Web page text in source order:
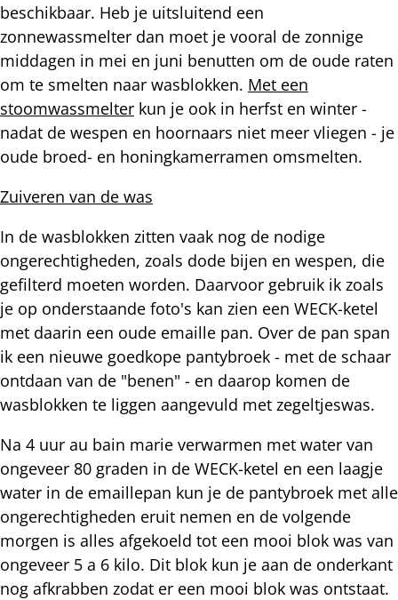
beschikbaar. Heb je uitsluitend een
zonnewassmelter dan moet je vooral de zonnige
middagen in mei en juni benutten om de oude raten
om te smelten naar wasblokken. Met een
stoomwassmelter kun je ook in herfst en winter -
nadat de wespen en hoornaars niet meer vliegen - je
oude broed- en honingkamerramen omsmelten.
Zuiveren van de was
In de wasblokken zitten vaak nog de nodige
ongerechtigheden, zoals dode bijen en wespen, die
gefilterd moeten worden. Daarvoor gebruik ik zoals
je op onderstaande foto's kan zien een WECK-ketel
met daarin een oude emaille pan. Over de pan span
ik een nieuwe goedkope pantybroek - met de schaar
ontdaan van de "benen" - en daarop komen de
wasblokken te liggen aangevuld met zegeltjeswas.
Na 4 uur au bain marie verwarmen met water van
ongeveer 80 graden in de WECK-ketel en een laagje
water in de emaillepan kun je de pantybroek met alle
ongerechtigheden eruit nemen en de volgende
morgen is alles afgekoeld tot een mooi blok was van
ongeveer 5 a 6 kilo. Dit blok kun je aan de onderkant
nog afkrabben zodat er een mooi blok was ontstaat.